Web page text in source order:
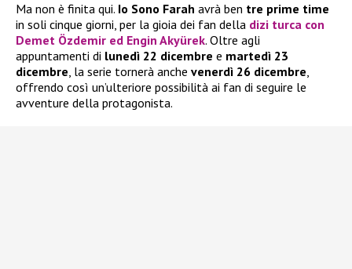
Ma non è finita qui. Io Sono Farah avrà ben tre prime time
in soli cinque giorni, per la gioia dei fan della dizi turca con
Demet Özdemir ed Engin Akyürek. Oltre agli
appuntamenti di lunedì 22 dicembre e martedì 23
dicembre, la serie tornerà anche venerdì 26 dicembre,
offrendo così un’ulteriore possibilità ai fan di seguire le
avventure della protagonista.